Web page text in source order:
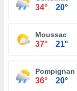
34° 20°
Moussac
37° 21°
Pompignan
36° 20°